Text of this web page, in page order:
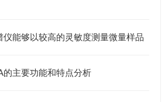
能够以较高的灵敏度测量微量样品
的主要功能和特点分析